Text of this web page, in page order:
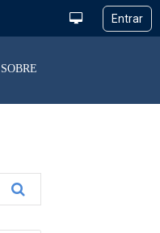
SOBRE